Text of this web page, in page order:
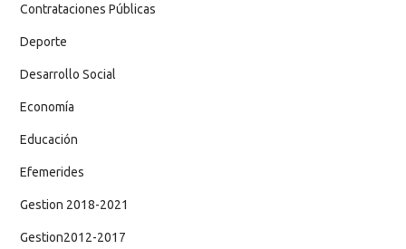
Contrataciones Públicas
Deporte
Desarrollo Social
Economía
Educación
Efemerides
Gestion 2018-2021
Gestion2012-2017